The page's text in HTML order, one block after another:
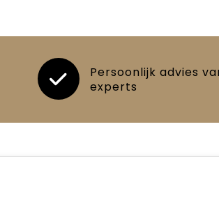
Persoonlijk advies
experts